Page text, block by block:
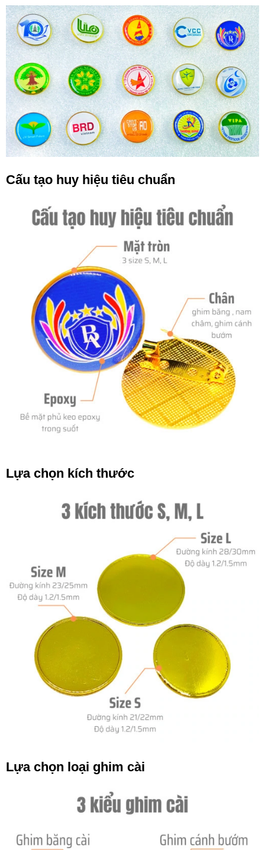
Cấu tạo huy hiệu tiêu chuẩn
Lựa chọn kích thước
Lựa chọn loại ghim cài